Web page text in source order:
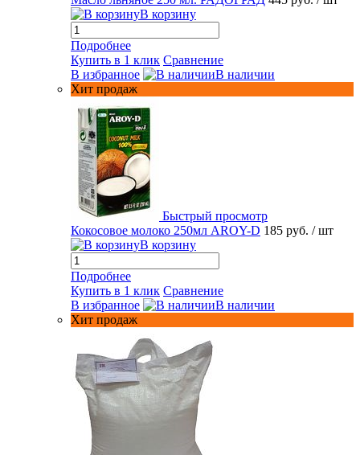
В корзину
Подробнее
Купить в 1 клик Сравнение
В избранное
В наличии
Хит продаж
Быстрый просмотр
Кокосовое молоко 250мл AROY-D 185 руб. / шт
В корзину
Подробнее
Купить в 1 клик Сравнение
В избранное
В наличии
Хит продаж